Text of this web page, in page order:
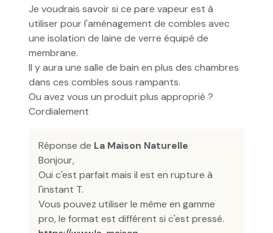
Je voudrais savoir si ce pare vapeur est à
utiliser pour l'aménagement de combles avec
une isolation de laine de verre équipé de
membrane.
Il y aura une salle de bain en plus des chambres
dans ces combles sous rampants.
Ou avez vous un produit plus approprié ?
Cordialement
Réponse de La Maison Naturelle
Bonjour,
Oui c'est parfait mais il est en rupture à
l'instant T.
Vous pouvez utiliser le même en gamme
pro, le format est différent si c'est pressé.